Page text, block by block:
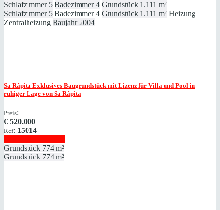
Schlafzimmer 5 Badezimmer 4 Grundstück 1.111 m²
Schlafzimmer 5 Badezimmer 4 Grundstück 1.111 m² Heizung
Zentralheizung Baujahr 2004
Sa Rápita Exklusives Baugrundstück mit Lizenz für Villa und Pool in
ruhiger Lage von Sa Rápita
Preis:
€ 520.000
Ref: 15014
Grundstück 774 m²
Grundstück 774 m²